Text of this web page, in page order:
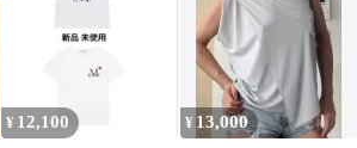
¥ 12,100 ¥ 13,000